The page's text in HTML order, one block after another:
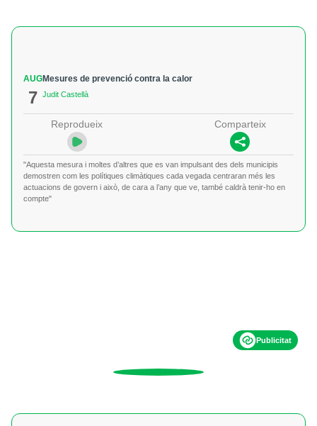
AUG
7
Mesures de prevenció contra la calor
Judit Castellà
Reprodueix Comparteix
"Aquesta mesura i moltes d’altres que es van impulsant des dels municipis
demostren com les polítiques climàtiques cada vegada centraran més les
actuacions de govern i això, de cara a l’any que ve, també caldrà tenir-ho en
compte"
Publicitat